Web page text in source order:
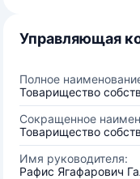
Управляющая
Полное
Товарищество
Сокращенное
Товарищество
Имя руководителя:
Рафис Ягафарович